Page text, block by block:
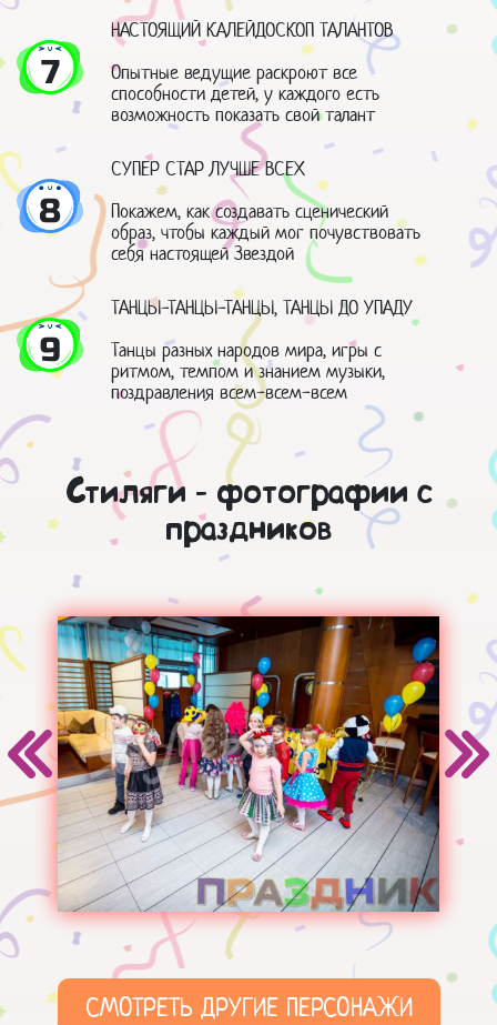
7
НАСТОЯЩИЙ КАЛЕЙДОСКОП ТАЛАНТОВ
Опытные ведущие раскроют все
способности детей, у каждого есть
возможность показать свой талант
8
СУПЕР СТАР ЛУЧШЕ ВСЕХ
Покажем, как создавать сценический
образ, чтобы каждый мог почувствовать
себя настоящей Звездой
9
ТАНЦЫ-ТАНЦЫ-ТАНЦЫ, ТАНЦЫ ДО УПАДУ
Танцы разных народов мира, игры с
ритмом, темпом и знанием музыки,
поздравления всем-всем-всем
Стиляги - фотографии с
праздников
СМОТРЕТЬ ДРУГИЕ ПЕРСОНАЖИ